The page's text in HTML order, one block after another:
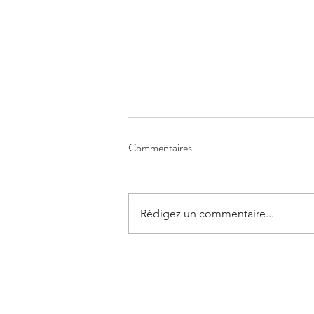
Plan stratégique
Commentaires
Rédigez un commentaire...